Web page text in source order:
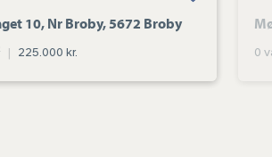
10, Nr Broby, 5672 Broby
| 225.000 kr. 0